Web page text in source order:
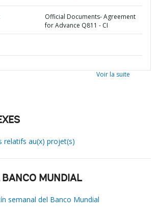
Official Documents- Agreement
for Advance Q811 - CI
Voir la suite
relatifs au(x) projet(s)
BANCO MUNDIAL
semanal del Banco Mundial